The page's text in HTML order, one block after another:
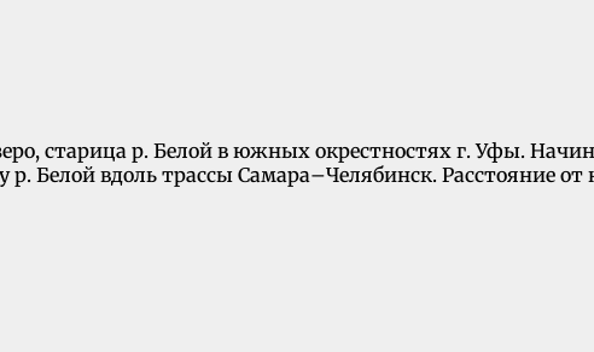
старица р. Белой в южных окрестностях г. Уфы.
Белой вдоль трассы Самара–Челябинск. Расстояние от